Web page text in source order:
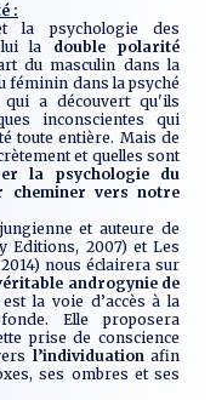
:
la psychologie des
la double polarité
du masculin dans la
féminin dans la psyché
qui a découvert qu'ils
inconscientes qui
toute entière. Mais de
et quelles sont
la psychologie du
cheminer vers notre
et auteure de
Editions, 2007) et Les
nous éclairera sur
androgynie de
la voie d’accès à la
Elle proposera
prise de conscience
l’individuationafin
ses ombres et ses